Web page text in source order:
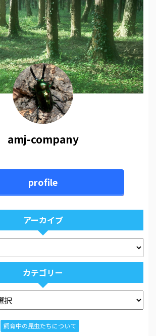
amj-company
profile
アーカイブ
カテゴリー
飼育中の昆虫たちについて